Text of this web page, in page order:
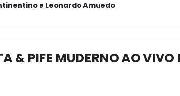
e Leonardo Amuedo
& PIFE MUDERNO AO